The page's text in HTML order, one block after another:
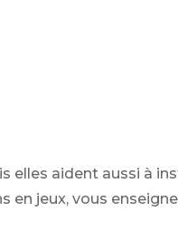
elles aident aussi à
jeux, vous